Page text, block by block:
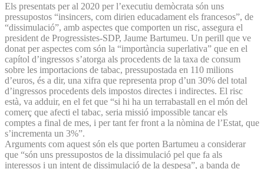
Els presentats per al 2020 per l’executiu demòcrata són uns
pressupostos “insincers, com dirien educadament els francesos”, de
“dissimulació”, amb aspectes que comporten un risc, assegura el
president de Progressistes-SDP, Jaume Bartumeu. Un perill que ve
donat per aspectes com són la “importància superlativa” que en el
capítol d’ingressos s’atorga als procedents de la taxa de consum
sobre les importacions de tabac, pressupostada en 110 milions
d’euros, és a dir, una xifra que representa prop d’un 30% del total
d’ingressos procedents dels impostos directes i indirectes. El risc
està, va adduir, en el fet que “si hi ha un terrabastall en el món del
comerç que afecti el tabac, seria missió impossible tancar els
comptes a final de mes, i per tant fer front a la nòmina de l’Estat, que
s’incrementa un 3%”.
Arguments com aquest són els que porten Bartumeu a considerar
que “són uns pressupostos de la dissimulació pel que fa als
interessos i un intent de dissimulació de la despesa”, a banda de